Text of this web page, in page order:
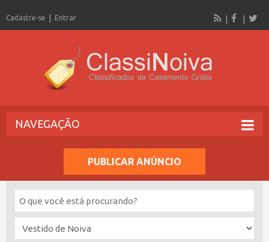
Cadastre-se Entrar
NAVEGAÇÃO
PUBLICAR ANÚNCIO